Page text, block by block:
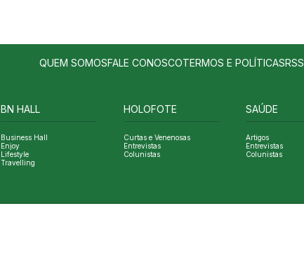
QUEM SOMOSFALE CONOSCOTERMOS E POLÍTICASRSS
BN HALL
Business Hall
Enjoy
Lifestyle
Travelling
HOLOFOTE
Curtas e Venenosas
Entrevistas
Colunistas
SAÚDE
Artigos
Entrevistas
Colunistas